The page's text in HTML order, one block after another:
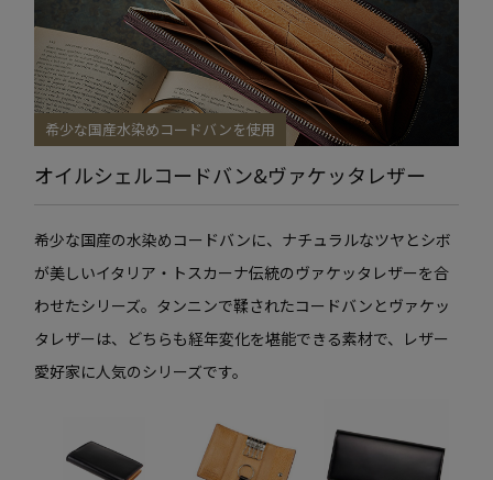
オイルシェルコードバン&ヴァケッタレザー
希少な国産水染めコードバンを使用
希少な国産の水染めコードバンに、ナチュラルなツヤとシボ
が美しいイタリア・トスカーナ伝統のヴァケッタレザーを合
わせたシリーズ。タンニンで鞣されたコードバンとヴァケッ
タレザーは、どちらも経年変化を堪能できる素材で、レザー
愛好家に人気のシリーズです。